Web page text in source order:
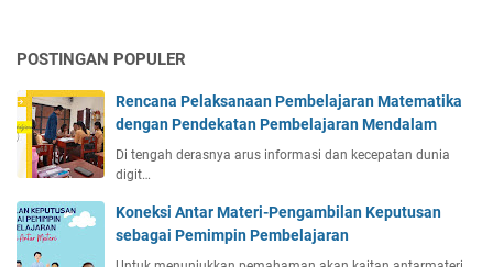
POSTINGAN POPULER
Rencana Pelaksanaan Pembelajaran Matematika
dengan Pendekatan Pembelajaran Mendalam
Di tengah derasnya arus informasi dan kecepatan dunia
digit…
Koneksi Antar Materi-Pengambilan Keputusan
sebagai Pemimpin Pembelajaran